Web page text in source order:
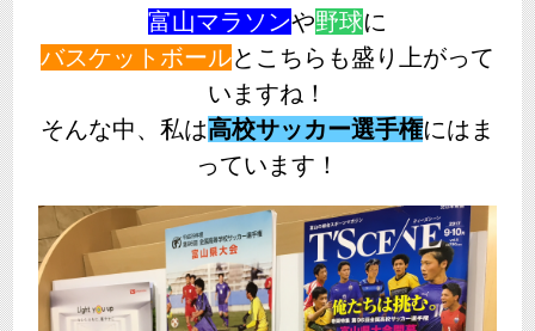
富山マラソンや野球に
バスケットボールとこちらも盛り上がって
いますね！
そんな中、私は高校サッカー選手権にはま
っています！